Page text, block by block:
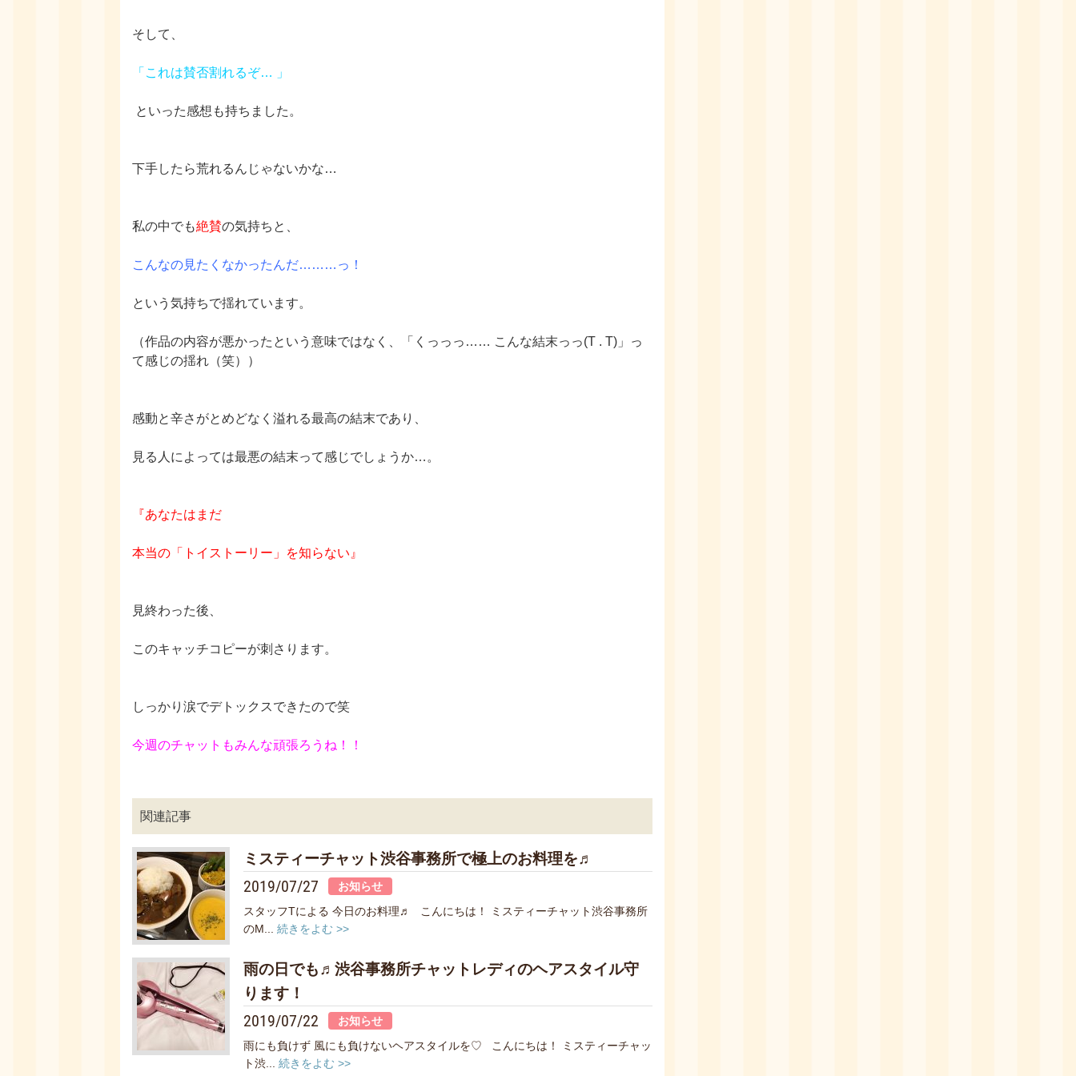
そして、
「これは賛否割れるぞ… 」
といった感想も持ちました。
下手したら荒れるんじゃないかな…
私の中でも絶賛の気持ちと、
こんなの見たくなかったんだ……… っ！
という気持ちで揺れています。
（作品の内容が悪かったという意味ではなく、「くっっっ …… こんな結末っっ(T . T)」っ
て感じの揺れ（笑））
感動と辛さがとめどなく溢れる最高の結末であり、
見る人によっては最悪の結末って感じでしょうか… 。
『あなたはまだ
本当の「トイストーリー」を知らない』
見終わった後、
このキャッチコピーが刺さります。
しっかり涙でデトックスできたので笑
今週のチャットもみんな頑張ろうね！！
関連記事
ミスティーチャット渋谷事務所で極上のお料理を♬
2019/07/27
お知らせ
スタッフTによる 今日のお料理♬ こんにちは！ ミスティーチャット渋谷事務所
のM... 続きをよむ >>
雨の日でも♬渋谷事務所チャットレディのヘアスタイル守
ります！
2019/07/22
お知らせ
雨にも負けず 風にも負けないヘアスタイルを♡ こんにちは！ ミスティーチャッ
ト渋... 続きをよむ >>